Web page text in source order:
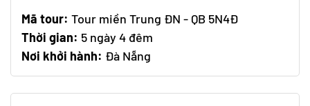
Mã tour: Tour miền Trung ĐN - QB 5N4Đ
Thời gian: 5 ngày 4 đêm
Nơi khởi hành: Đà Nẵng